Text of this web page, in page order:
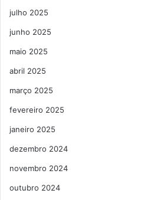
julho 2025
junho 2025
maio 2025
abril 2025
março 2025
fevereiro 2025
janeiro 2025
dezembro 2024
novembro 2024
outubro 2024